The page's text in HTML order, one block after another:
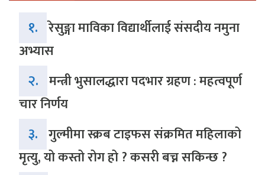
१. रेसुङ्गा माविका विद्यार्थीलाई संसदीय नमुना
अभ्यास
२. मन्त्री भुसालद्धारा पदभार ग्रहण : महत्वपूर्ण
चार निर्णय
३. गुल्मीमा स्क्रब टाइफस संक्रमित महिलाको
मृत्यु, यो कस्तो रोग हो ? कसरी बच्न सकिन्छ ?